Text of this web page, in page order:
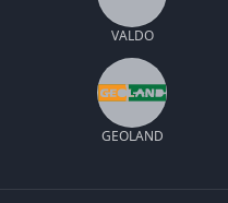
VALDO
GEOLAND